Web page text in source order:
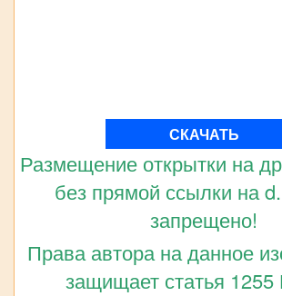
СКАЧАТЬ
Размещение открытки на
без прямой ссылки на
запрещено!
Права автора на данное
защищает статья